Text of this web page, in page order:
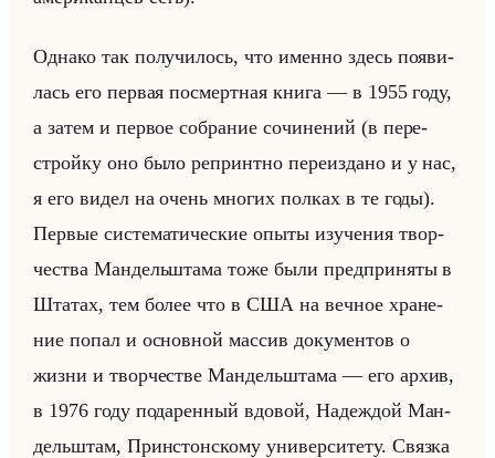
Од­на­ко так по­лу­чи­лось, что имен­но здесь по­яви­
лась его пер­вая по­смерт­ная книга — в 1955 году,
а затем и пер­вое со­бра­ние со­чи­не­ний (в пе­ре­
стройку оно было ре­принт­но пе­ре­из­да­но и у нас,
я его видел на очень мно­гих пол­ках в те годы).
Пер­вые си­сте­ма­ти­че­ские опыты изу­че­ния твор­
че­ства Ман­дельшта­ма тоже были пред­при­ня­ты в
Шта­тах, тем более что в США на веч­ное хра­не­
ние попал и ос­нов­ной мас­сив до­ку­мен­тов о
жизни и твор­че­стве Ман­дельшта­ма — его архив,
в 1976 году по­да­рен­ный вдо­вой, На­деж­дой Ман­
дельштам, Прин­стон­ско­му уни­вер­си­те­ту. Связ­ка